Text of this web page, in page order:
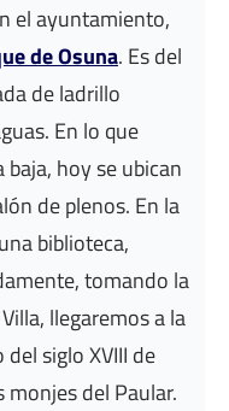
el ayuntamiento,
de Osuna. Es del
de ladrillo
En lo que
hoy se ubican
de plenos. En la
biblioteca,
tomando la
llegaremos a la
siglo XVIII de
del Paular.